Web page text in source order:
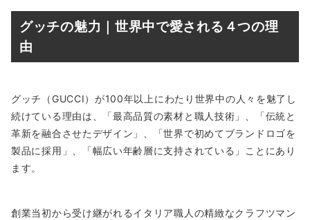
グッチの魅力｜世界中で愛される４つの理
由
グッチ（GUCCI）が100年以上にわたり世界中の人々を魅了し
続けている理由は、「最高品質の素材と職人技術」、「伝統と
革新を融合させたデザイン」、「世界で初めてブランドロゴを
製品に採用」、「幅広い年齢層に支持されている」ことにあり
ます。
創業当初から受け継がれるイタリア職人の精緻なクラフツマン